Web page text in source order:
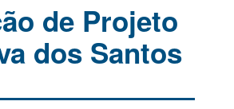
de Projeto
dos Santos